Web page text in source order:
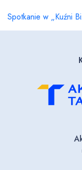
Spotkanie w „Kuźni